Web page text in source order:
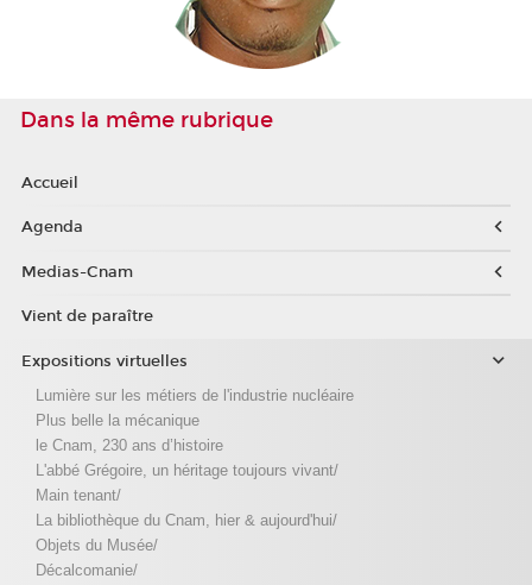
Dans la même rubrique
Accueil
Agenda
Medias-Cnam
Vient de paraître
Expositions virtuelles
Lumière sur les métiers de l'industrie nucléaire
Plus belle la mécanique
le Cnam, 230 ans d’histoire
L'abbé Grégoire, un héritage toujours vivant/
Main tenant/
La bibliothèque du Cnam, hier & aujourd'hui/
Objets du Musée/
Décalcomanie/